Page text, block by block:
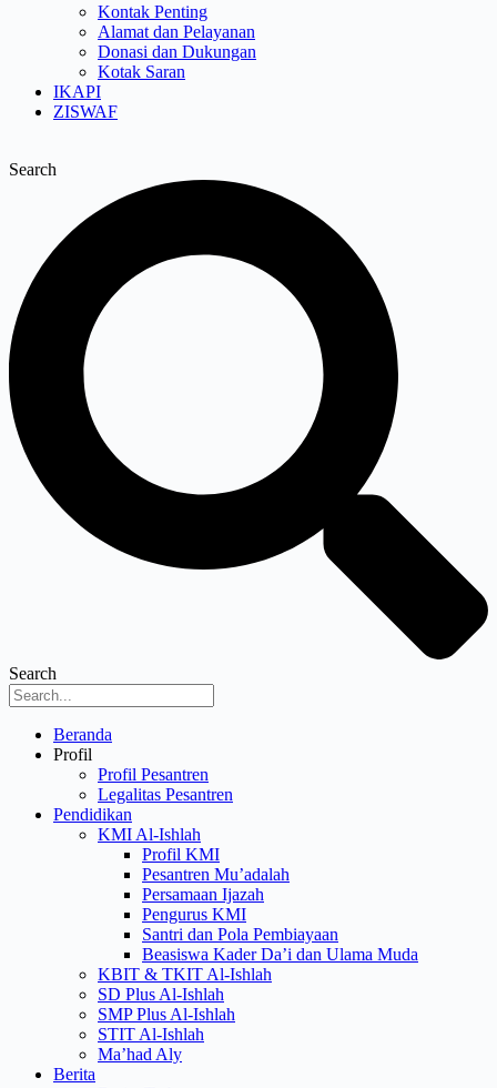
Kontak Penting
Alamat dan Pelayanan
Donasi dan Dukungan
Kotak Saran
IKAPI
ZISWAF
Search
Search
Menu
Beranda
Profil
Profil Pesantren
Legalitas Pesantren
Pendidikan
KMI Al-Ishlah
Profil KMI
Pesantren Mu’adalah
Persamaan Ijazah
Pengurus KMI
Santri dan Pola Pembiayaan
Beasiswa Kader Da’i dan Ulama Muda
KBIT & TKIT Al-Ishlah
SD Plus Al-Ishlah
SMP Plus Al-Ishlah
STIT Al-Ishlah
Ma’had Aly
Berita